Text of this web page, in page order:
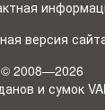
версия
© 2008—2026
и сумок